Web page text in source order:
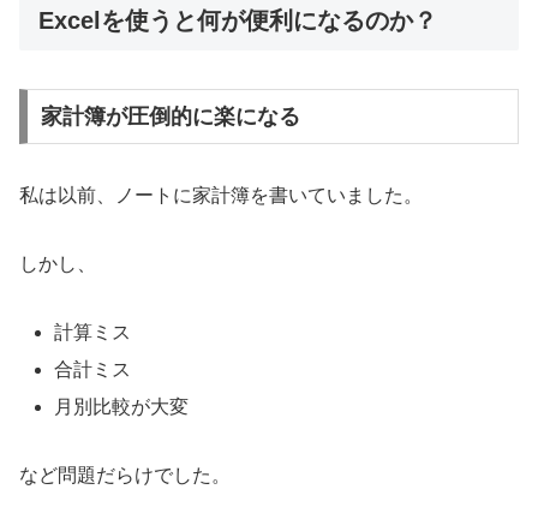
Excelを使うと何が便利になるのか？
家計簿が圧倒的に楽になる
私は以前、ノートに家計簿を書いていました。
しかし、
計算ミス
合計ミス
月別比較が大変
など問題だらけでした。